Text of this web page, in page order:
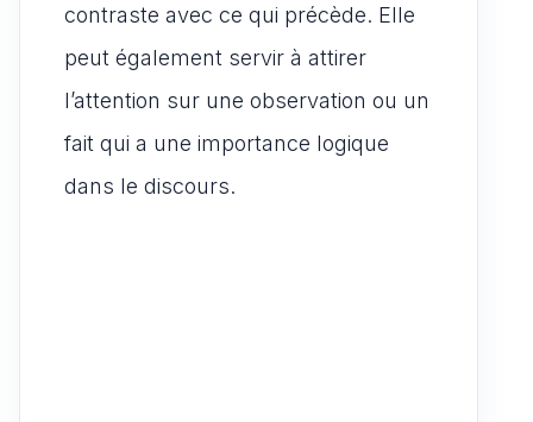
contraste avec ce qui précède. Elle
peut également servir à attirer
l’attention sur une observation ou un
fait qui a une importance logique
dans le discours.